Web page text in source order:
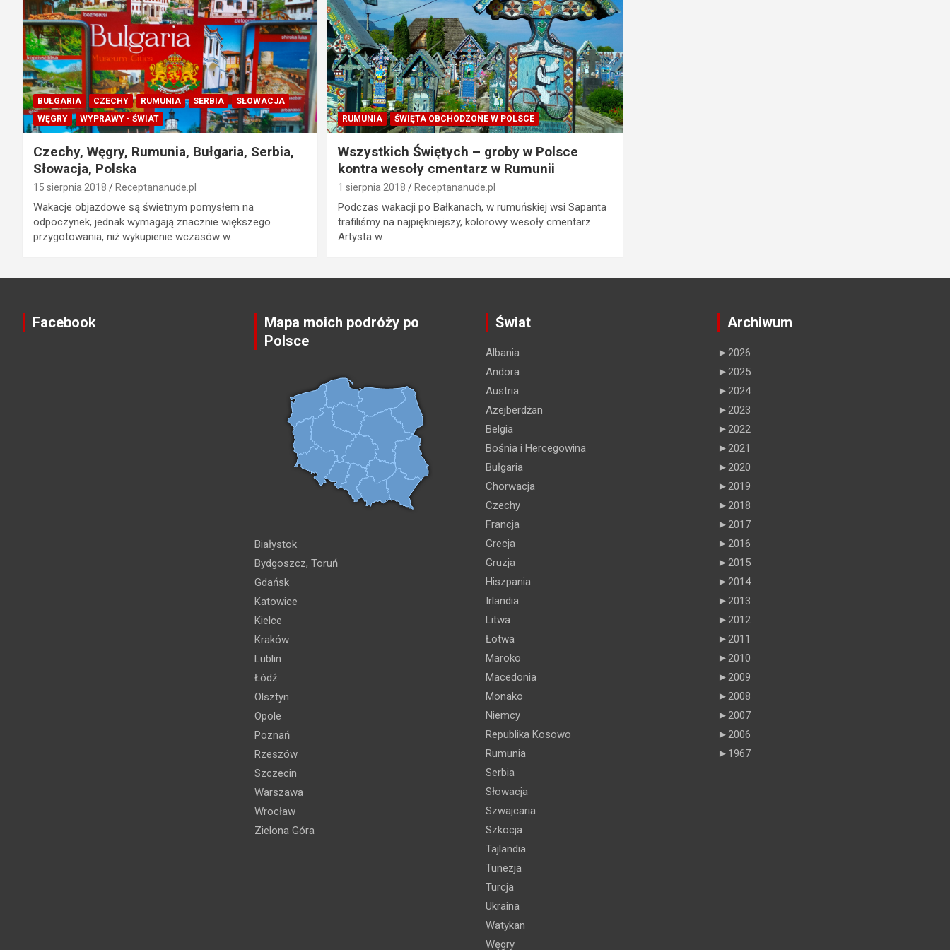
BUŁGARIA CZECHY RUMUNIA SERBIA
SŁOWACJA
WĘGRY
WYPRAWY - ŚWIAT
Czechy, Węgry, Rumunia, Bułgaria, Serbia,
Słowacja, Polska
15 sierpnia 2018 Receptananude.pl
Wakacje objazdowe są świetnym pomysłem na
odpoczynek, jednak wymagają znacznie większego
przygotowania, niż wykupienie wczasów w…
RUMUNIA ŚWIĘTA OBCHODZONE W POLSCE
Wszystkich Świętych – groby w Polsce
kontra wesoły cmentarz w Rumunii
1 sierpnia 2018 Receptananude.pl
Podczas wakacji po Bałkanach, w rumuńskiej wsi Sapanta
trafiliśmy na najpiękniejszy, kolorowy wesoły cmentarz.
Artysta w…
Facebook
Mapa moich podróży po
Polsce
Białystok
Bydgoszcz, Toruń
Gdańsk
Katowice
Kielce
Kraków
Lublin
Łódź
Olsztyn
Opole
Poznań
Rzeszów
Szczecin
Warszawa
Wrocław
Zielona Góra
Świat
Albania
Andora
Austria
Azejberdżan
Belgia
Bośnia i Hercegowina
Bułgaria
Chorwacja
Czechy
Francja
Grecja
Gruzja
Hiszpania
Irlandia
Litwa
Łotwa
Maroko
Macedonia
Monako
Niemcy
Republika Kosowo
Rumunia
Serbia
Słowacja
Szwajcaria
Szkocja
Tajlandia
Tunezja
Turcja
Ukraina
Watykan
Węgry
Archiwum
►2026
►2025
►2024
►2023
►2022
►2021
►2020
►2019
►2018
►2017
►2016
►2015
►2014
►2013
►2012
►2011
►2010
►2009
►2008
►2007
►2006
► 1967